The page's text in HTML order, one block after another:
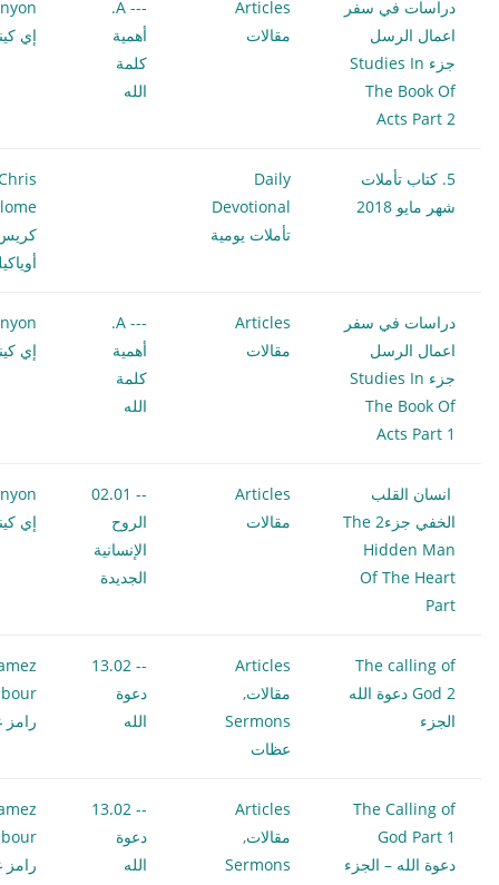
دراسات في سفر
اعمال الرسل
جزء Studies In
The Book Of
Acts Part 2
Articles
مقالات
--- A.
أهمية
كلمة
الله
إي
5. كتاب تأملات
شهر مايو 2018
Daily
Devotional
تأملات يومية
دراسات في سفر
اعمال الرسل
جزء Studies In
The Book Of
Acts Part 1
Articles
مقالات
--- A.
أهمية
كلمة
الله
إي
انسان القلب
الخفي جزء2 The
Hidden Man
Of The Heart
Part
Articles
مقالات
-- 02.01
الروح
الإنسانية
الجديدة
إي
The calling of
God 2 دعوة الله
الجزء
Articles
مقالات,
Sermons
عظات
-- 13.02
دعوة
الله
رامز
The Calling of
God Part 1
دعوة الله – الجزء
Articles
مقالات,
Sermons
-- 13.02
دعوة
الله
رامز